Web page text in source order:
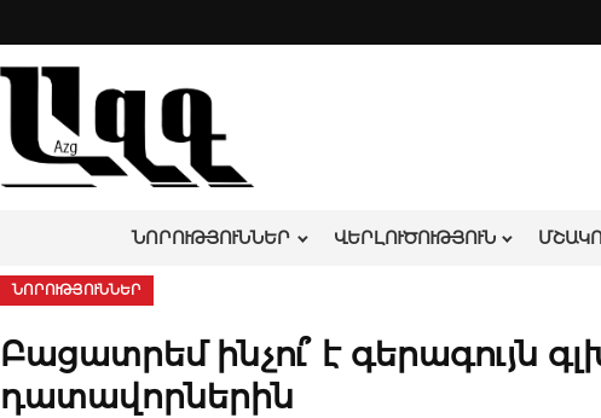
to
content
ՆՈՐՈՒԹՅՈՒՆՆԵՐ ՎԵՐԼՈՒԾՈՒԹՅՈՒՆ
ՆՈՐՈՒԹՅՈՒՆՆԵՐ
Բացատրեմ ինչու՞ է գերագույն
դատավորներին